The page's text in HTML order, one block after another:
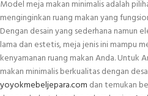
Model meja makan minimalis adalah
menginginkan ruang makan yang
Dengan desain yang sederhana namun
lama dan estetis, meja jenis ini mampu
kenyamanan ruang makan Anda. Untuk
makan minimalis berkualitas dengan
yoyokmebeljepara.com dan temukan